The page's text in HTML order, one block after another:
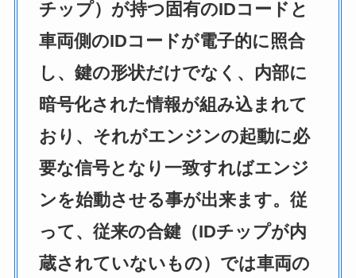
チップ）が持つ固有のIDコードと
車両側のIDコードが電子的に照合
し、鍵の形状だけでなく、内部に
暗号化された情報が組み込まれて
おり、それがエンジンの起動に必
要な信号となり一致すればエンジ
ンを始動させる事が出来ます。従
って、従来の合鍵（IDチップが内
蔵されていないもの）では車両の